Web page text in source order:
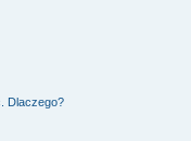
Dlaczego?